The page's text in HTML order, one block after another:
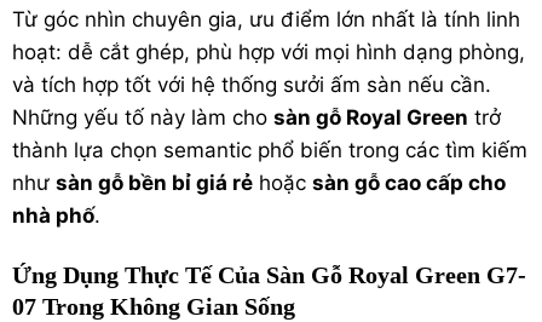
Từ góc nhìn chuyên gia, ưu điểm lớn nhất là tính linh
hoạt: dễ cắt ghép, phù hợp với mọi hình dạng phòng,
và tích hợp tốt với hệ thống sưởi ấm sàn nếu cần.
Những yếu tố này làm cho sàn gỗ Royal Green trở
thành lựa chọn semantic phổ biến trong các tìm kiếm
như sàn gỗ bền bỉ giá rẻ hoặc sàn gỗ cao cấp cho
nhà phố.
Ứng Dụng Thực Tế Của Sàn Gỗ Royal Green G7-
07 Trong Không Gian Sống